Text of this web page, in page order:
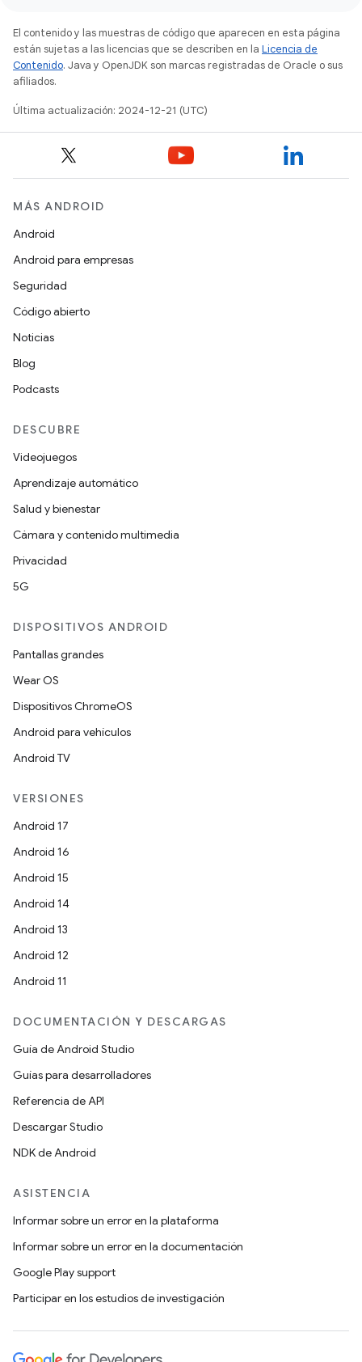
El contenido y las muestras de código que aparecen en esta página
están sujetas a las licencias que se describen en la Licencia de
Contenido. Java y OpenJDK son marcas registradas de Oracle o sus
afiliados.
Última actualización: 2024-12-21 (UTC)
MÁS ANDROID
Android
Android para empresas
Seguridad
Código abierto
Noticias
Blog
Podcasts
DESCUBRE
Videojuegos
Aprendizaje automático
Salud y bienestar
Cámara y contenido multimedia
Privacidad
5G
DISPOSITIVOS ANDROID
Pantallas grandes
Wear OS
Dispositivos ChromeOS
Android para vehículos
Android TV
VERSIONES
Android 17
Android 16
Android 15
Android 14
Android 13
Android 12
Android 11
DOCUMENTACIÓN Y DESCARGAS
Guía de Android Studio
Guías para desarrolladores
Referencia de API
Descargar Studio
NDK de Android
ASISTENCIA
Informar sobre un error en la plataforma
Informar sobre un error en la documentación
Google Play support
Participar en los estudios de investigación